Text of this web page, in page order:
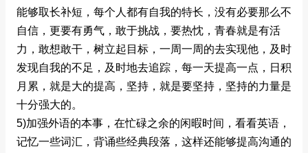
能够取长补短，每个人都有自我的特长，没有必要那么不
自信，更要有勇气，敢于挑战，要热忱，青春就是有活
力，敢想敢干，树立起目标，一周一周的去实现他，及时
发现自我的不足，及时地去追踪，每一天提高一点，日积
月累，就是大的提高，坚持，就是要坚持，坚持的力量是
十分强大的。
5)加强外语的本事，在忙碌之余的闲暇时间，看看英语，
记忆一些词汇，背诵些经典段落，这样还能够提高沟通的